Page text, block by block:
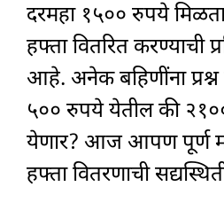
दरमहा १५०० रुपये
हफ्ता वितरित करण्याची
आहे. अनेक बहिणींना
५०० रुपये येतील की
येणार? आज आपण पूर्ण
हफ्ता वितरणाची